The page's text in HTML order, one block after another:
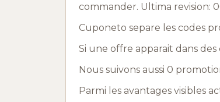
commander. Ultima revision:
Cuponeto separe les codes
Si une offre apparait dans
Nous suivons aussi 0
Parmi les avantages visibles